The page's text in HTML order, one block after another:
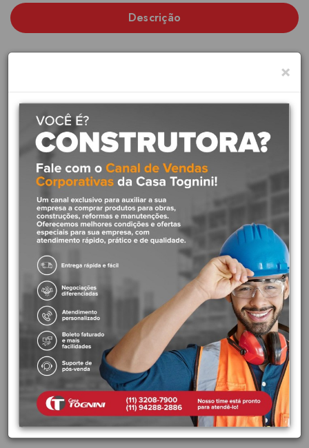
Descrição
Descrição das Características Tubos e conexões de CPVC
Pressão de serviço de 1,2 MPa (120 m.c.a. ou 175 psi) Certificação
Descrição de uso Alimentação de água a redes de combate a
incêndio Sistemas de prot
Descrição ImpressãoCRUZETA
Família
Família
Material de FabricaçãoCPVC BLZM Policloreto vinilaCl
FunçãoO produto tem a
Função de condução de água em sistemas de proteção e combate
a incêndio por chuveiro
Características Tubos e conexões de CPVC
Pressão de serviço de 1,2 MPa (120 m.c.a. ou 175 psi) Certificação
UL
×